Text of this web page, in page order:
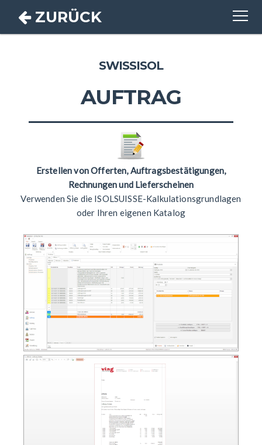
ZURÜCK
DEBITOR
TARIF-PRINT
PROJEKT
VERWALTUNG
MOBILE
SWISSISOL
AUFTRAG
Erstellen von Offerten, Auftragsbestätigungen,
Rechnungen und Lieferscheinen
Verwenden Sie die ISOLSUISSE-Kalkulationsgrundlagen
oder Ihren eigenen Katalog